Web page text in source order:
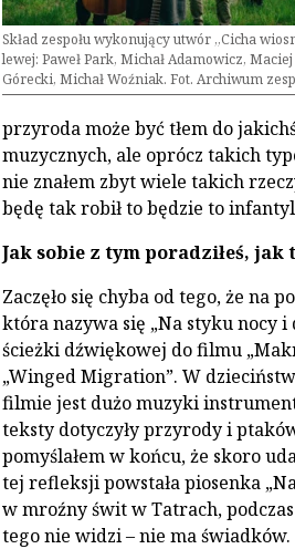
Skład zespołu wykonujący utwór „Cicha
lewej: Paweł Park, Michał Adamowicz, Maciej
Górecki, Michał Woźniak. Fot. Archiwum
przyroda może być tłem do
muzycznych, ale oprócz takich
nie znałem zbyt wiele takich
będę tak robił to będzie to
Jak sobie z tym poradziłeś, jak
Zaczęło się chyba od tego, że na
która nazywa się „Na styku nocy
ścieżki dźwiękowej do filmu
„Winged Migration”. W
filmie jest dużo muzyki
teksty dotyczyły przyrody i
pomyślałem w końcu, że skoro
tej refleksji powstała piosenka
w mroźny świt w Tatrach,
tego nie widzi – nie ma świadków.